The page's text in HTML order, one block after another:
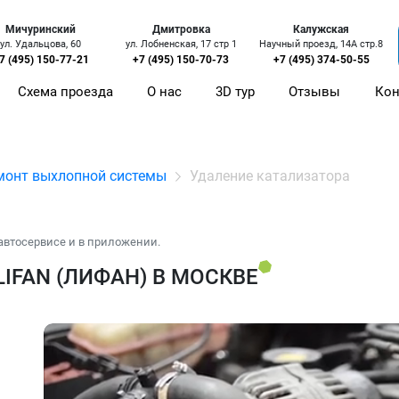
Мичуринский
ул. Удальцова, 60
(495) 150-77-21
Дмитровка
ул. Лобненская, 17 стр 1
+7 (495) 150-70-73
Калужская
Научный проезд, 14А стр.8
+7 (495) 374-50-55
Схема проезда О нас 3D тур Отзывы
выхлопной системы Удаление катализатора
и в приложении.
(ЛИФАН) В МОСКВЕ